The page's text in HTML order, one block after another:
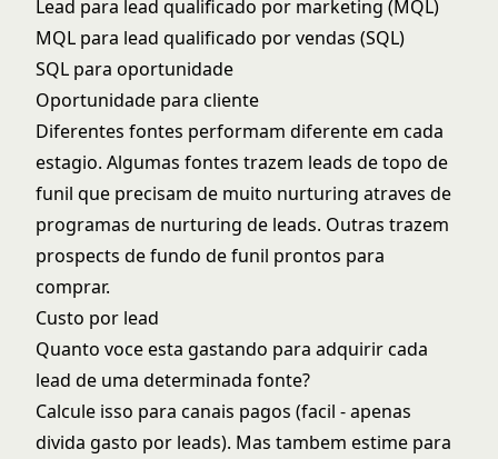
Lead para lead qualificado por marketing (MQL)
MQL para lead qualificado por vendas (SQL)
SQL para oportunidade
Oportunidade para cliente
Diferentes fontes performam diferente em cada
estagio. Algumas fontes trazem leads de topo de
funil que precisam de muito nurturing atraves de
programas de nurturing de leads. Outras trazem
prospects de fundo de funil prontos para
comprar.
Custo por lead
Quanto voce esta gastando para adquirir cada
lead de uma determinada fonte?
Calcule isso para canais pagos (facil - apenas
divida gasto por leads). Mas tambem estime para